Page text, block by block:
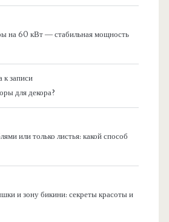
на 60 кВт — стабильная мощность
к записи
для декора?
или только листья: какой способ
и зону бикини: секреты красоты и